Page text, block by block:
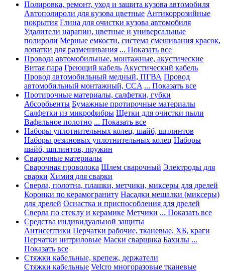
Полировка, ремонт, уход и защита кузова автомобиля
Автополироли для кузова цветные Антикоррозийные
покрытия Глина для очистки кузова автомобиля
Удалители царапин, цветные и универсальные
полироли Мерные емкости, система смешивания красок,
лопатки для размешивания ... Показать все
Провода автомобильные, монтажные, акустические
Витая пара Греющий кабель Акустический кабель
Провод автомобильный медный, ПГВА Провод
автомобильный монтажный, CCA ... Показать все
Протирочные материалы, салфетки, губки
Абсорбьенты Бумажные протирочные материалы
Салфетки из микрофибры Щетки для очистки пыли
Вафельное полотно ... Показать все
Наборы уплотнительных колец, шайб, шплинтов
Наборы резиновых уплотнительных колец Наборы
шайб, шплинтов, пружин
Сварочные материалы
Сварочная проволока Шлем сварочный Электроды для
сварки Химия для сварки
Сверла, полотна, плашки, метчики, миксеры для дрелей
Коронки по керамограниту Насадки мешалки (миксеры)
для дрелей Оснастка и приспособления для дрелей
Сверла по стеклу и керамике Метчики ... Показать все
Средства индивидуальной защиты
Антисептики Перчатки рабочие, тканевые, ХБ, краги
Перчатки нитриловые Маски сварщика Бахилы ...
Показать все
Стяжки кабельные, крепеж, держатели
Стяжки кабельные Velcro многоразовые тканевые